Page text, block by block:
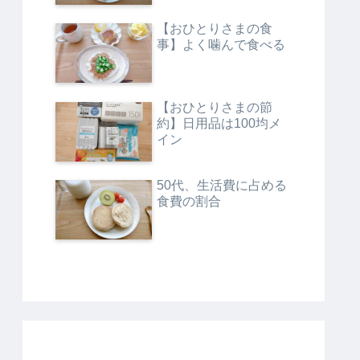
【おひとりさまの食
事】よく噛んで食べる
【おひとりさまの節
約】日用品は100均メ
イン
50代、生活費に占める
食費の割合